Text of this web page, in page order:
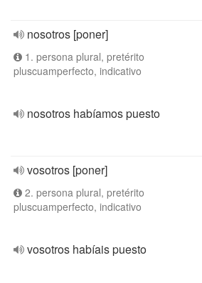
nosotros [poner]
1. persona plural, pretérito
pluscuamperfecto, indicativo
nosotros habíamos puesto
vosotros [poner]
2. persona plural, pretérito
pluscuamperfecto, indicativo
vosotros habíais puesto